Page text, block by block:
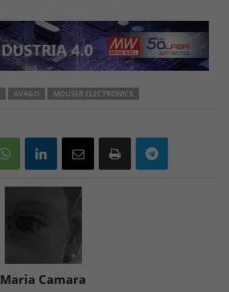
AVAGO MOUSER ELECTRONICS
Maria Camara